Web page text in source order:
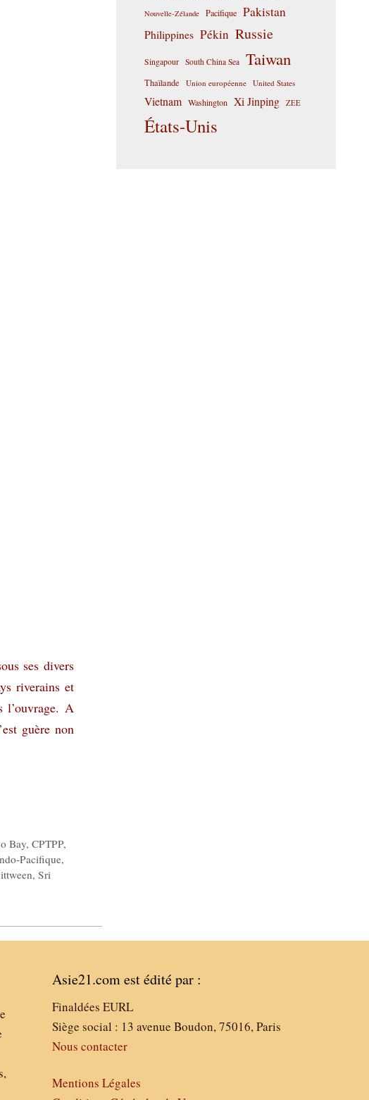
ses divers
riverains et
l’ouvrage. A
guère non
Bay,CPTPP,
Pacifique,
, Sri
Nouvelle-Zélande Pacifique Pakistan
Philippines Pékin Russie
Singapour South China Sea Taiwan
Thaïlande Union européenne United States
Vietnam Washington Xi Jinping ZEE
États-Unis
Asie21.com est édité par :
Finaldées EURL
Siège social : 13 avenue Boudon, 75016, Paris
Nous contacter
Mentions Légales